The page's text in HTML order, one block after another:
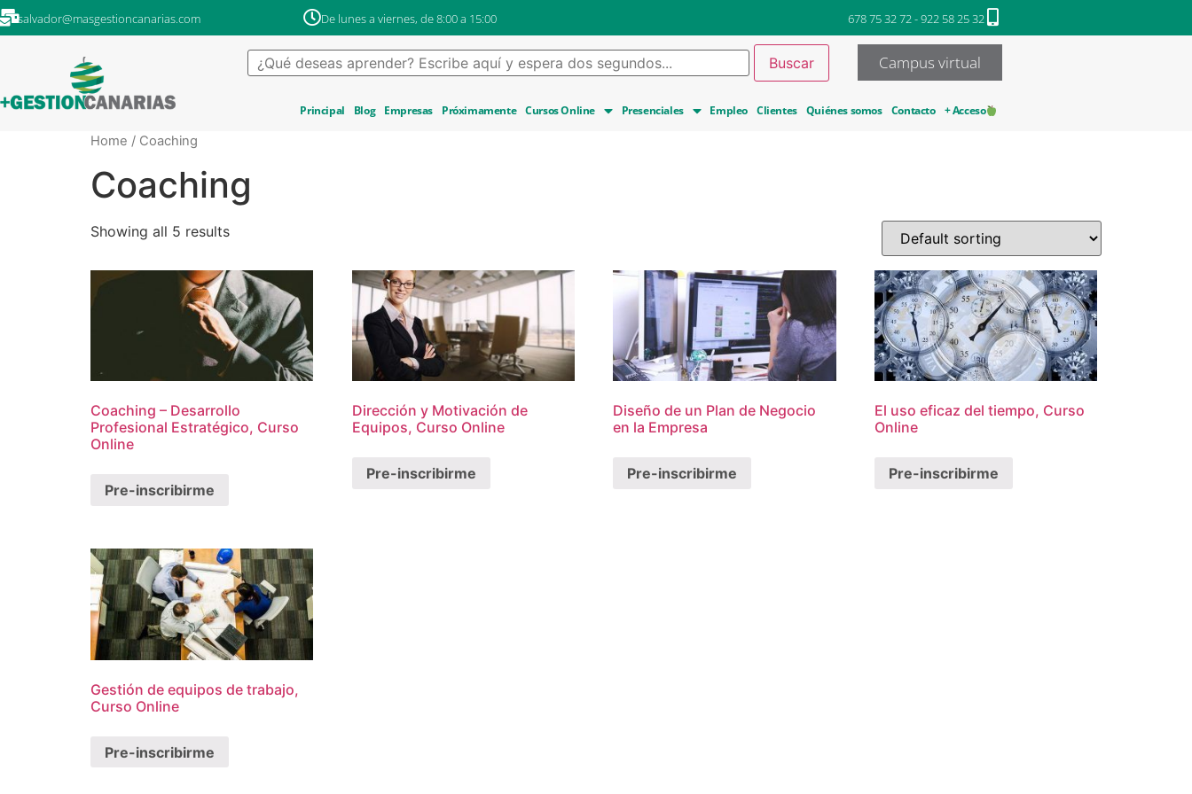
salvador@masgestioncanarias.com De lunes a viernes, de 8:00 a 15:00 678 75 32 72 - 922 58 25 32
Campus virtual
Principal Blog Empresas Próximamente Cursos Online Presenciales Empleo Clientes Quiénes somos Contacto + Acceso
Home / Coaching
Coaching
Showing all 5 results
Coaching – Desarrollo
Profesional Estratégico, Curso
Online
Pre-inscribirme
Dirección y Motivación de
Equipos, Curso Online
Pre-inscribirme
Diseño de un Plan de Negocio
en la Empresa
Pre-inscribirme
El uso eficaz del tiempo, Curso
Online
Pre-inscribirme
Gestión de equipos de trabajo,
Curso Online
Pre-inscribirme